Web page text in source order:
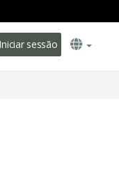
Iniciar sessão